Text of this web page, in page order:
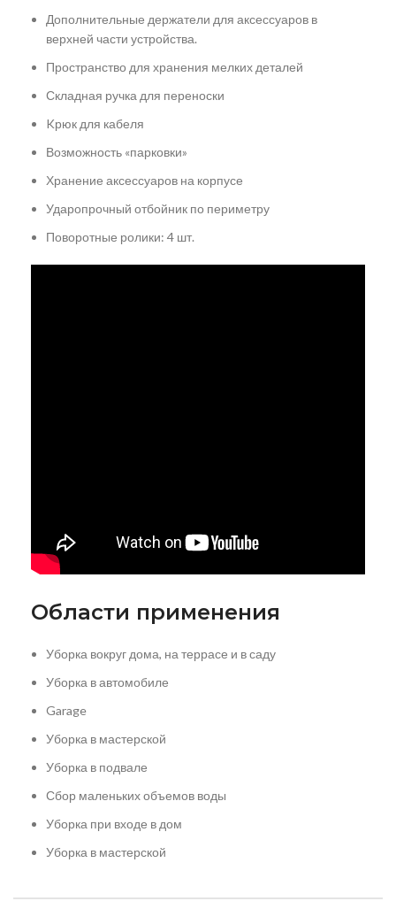
Дополнительные держатели для аксессуаров в
верхней части устройства.
Пространство для хранения мелких деталей
Складная ручка для переноски
Kрюк для кабеля
Возможность «парковки»
Хранение аксессуаров на корпусе
Ударопрочный отбойник по периметру
Поворотные ролики: 4 шт.
Области применения
Уборка вокруг дома, на террасе и в саду
Уборка в автомобиле
Garage
Уборка в мастерской
Уборка в подвале
Сбор маленьких объемов воды
Уборка при входе в дом
Уборка в мастерской